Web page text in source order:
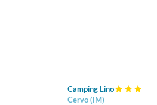
Camping Lino
Cervo ( IM)